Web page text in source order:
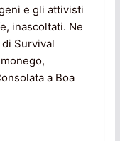
e gli attivisti
inascoltati. Ne
Survival
a Boa